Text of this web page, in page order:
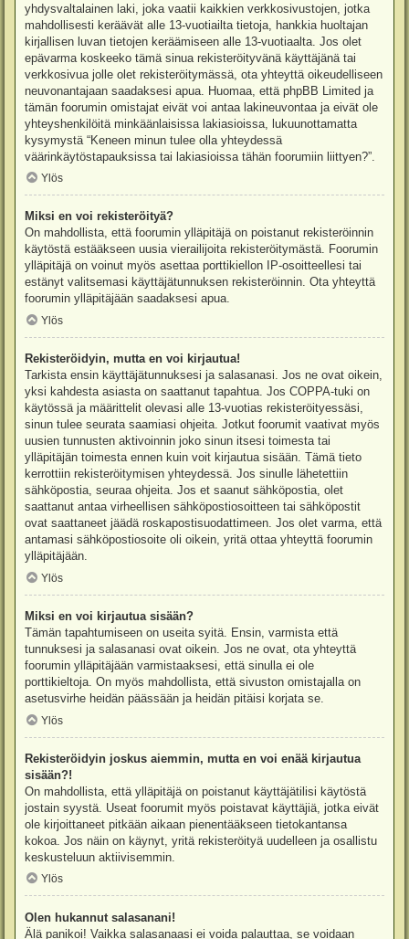
yhdysvaltalainen laki, joka vaatii kaikkien verkkosivustojen, jotka
mahdollisesti keräävät alle 13-vuotiailta tietoja, hankkia huoltajan
kirjallisen luvan tietojen keräämiseen alle 13-vuotiaalta. Jos olet
epävarma koskeeko tämä sinua rekisteröityvänä käyttäjänä tai
verkkosivua jolle olet rekisteröitymässä, ota yhteyttä oikeudelliseen
neuvonantajaan saadaksesi apua. Huomaa, että phpBB Limited ja
tämän foorumin omistajat eivät voi antaa lakineuvontaa ja eivät ole
yhteyshenkilöitä minkäänlaisissa lakiasioissa, lukuunottamatta
kysymystä “Keneen minun tulee olla yhteydessä
väärinkäytöstapauksissa tai lakiasioissa tähän foorumiin liittyen?”.
Ylös
Miksi en voi rekisteröityä?
On mahdollista, että foorumin ylläpitäjä on poistanut rekisteröinnin
käytöstä estääkseen uusia vierailijoita rekisteröitymästä. Foorumin
ylläpitäjä on voinut myös asettaa porttikiellon IP-osoitteellesi tai
estänyt valitsemasi käyttäjätunnuksen rekisteröinnin. Ota yhteyttä
foorumin ylläpitäjään saadaksesi apua.
Ylös
Rekisteröidyin, mutta en voi kirjautua!
Tarkista ensin käyttäjätunnuksesi ja salasanasi. Jos ne ovat oikein,
yksi kahdesta asiasta on saattanut tapahtua. Jos COPPA-tuki on
käytössä ja määrittelit olevasi alle 13-vuotias rekisteröityessäsi,
sinun tulee seurata saamiasi ohjeita. Jotkut foorumit vaativat myös
uusien tunnusten aktivoinnin joko sinun itsesi toimesta tai
ylläpitäjän toimesta ennen kuin voit kirjautua sisään. Tämä tieto
kerrottiin rekisteröitymisen yhteydessä. Jos sinulle lähetettiin
sähköpostia, seuraa ohjeita. Jos et saanut sähköpostia, olet
saattanut antaa virheellisen sähköpostiosoitteen tai sähköpostit
ovat saattaneet jäädä roskapostisuodattimeen. Jos olet varma, että
antamasi sähköpostiosoite oli oikein, yritä ottaa yhteyttä foorumin
ylläpitäjään.
Ylös
Miksi en voi kirjautua sisään?
Tämän tapahtumiseen on useita syitä. Ensin, varmista että
tunnuksesi ja salasanasi ovat oikein. Jos ne ovat, ota yhteyttä
foorumin ylläpitäjään varmistaaksesi, että sinulla ei ole
porttikieltoja. On myös mahdollista, että sivuston omistajalla on
asetusvirhe heidän päässään ja heidän pitäisi korjata se.
Ylös
Rekisteröidyin joskus aiemmin, mutta en voi enää kirjautua
sisään?!
On mahdollista, että ylläpitäjä on poistanut käyttäjätilisi käytöstä
jostain syystä. Useat foorumit myös poistavat käyttäjiä, jotka eivät
ole kirjoittaneet pitkään aikaan pienentääkseen tietokantansa
kokoa. Jos näin on käynyt, yritä rekisteröityä uudelleen ja osallistu
keskusteluun aktiivisemmin.
Ylös
Olen hukannut salasanani!
Älä panikoi! Vaikka salasanaasi ei voida palauttaa, se voidaan